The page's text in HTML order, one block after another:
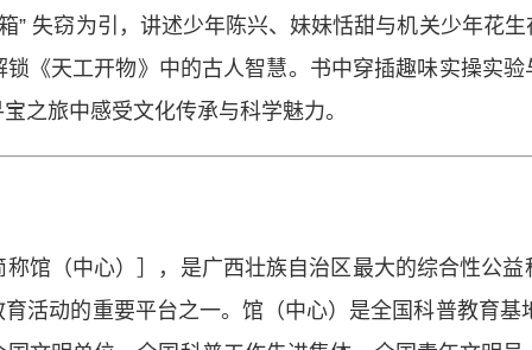
” 失窃为引，讲述少年陈兴、妹妹恬甜与机关少年花
《天工开物》中的古人智慧。书中穿插趣味实操实
之旅中感受文化传承与科学魅力。
馆（中心）］，是广西壮族自治区最大的综合性公
活动的重要平台之一。馆（中心）是全国科普教育